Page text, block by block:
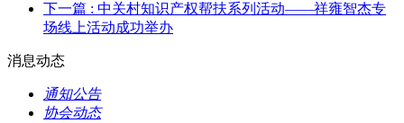
下一篇 : 中关村知识产权帮扶系列活动——祥雍智杰专
场线上活动成功举办
消息动态
通知公告
协会动态